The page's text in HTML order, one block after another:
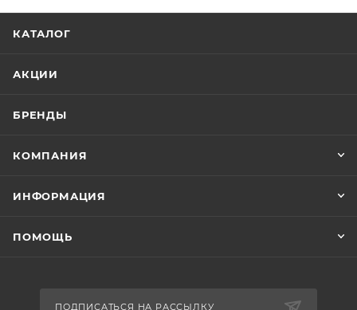
КАТАЛОГ
АКЦИИ
БРЕНДЫ
КОМПАНИЯ
ИНФОРМАЦИЯ
ПОМОЩЬ
ПОДПИСАТЬСЯ НА РАССЫЛКУ